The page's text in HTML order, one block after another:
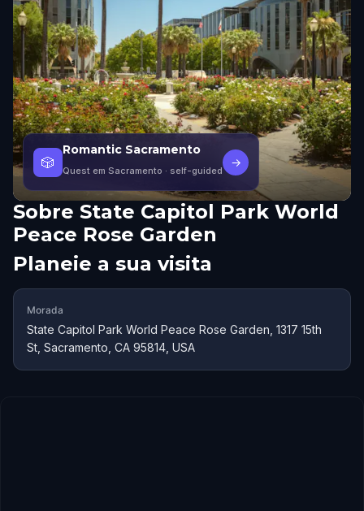
🎲
Romantic Sacramento
Quest em Sacramento · self-guided
→
Sobre State Capitol Park World
Peace Rose Garden
Planeie a sua visita
Morada
State Capitol Park World Peace Rose Garden, 1317 15th
St, Sacramento, CA 95814, USA